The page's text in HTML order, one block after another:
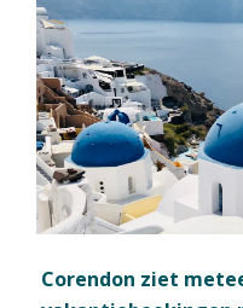
Corendon ziet